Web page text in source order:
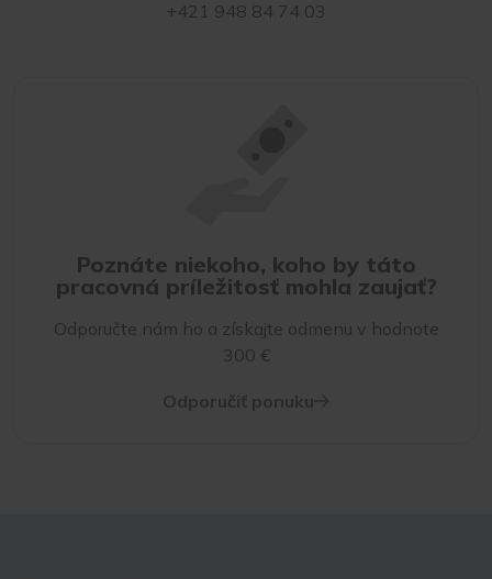
+421 948 84 74 03
Poznáte niekoho, koho by táto
pracovná príležitosť mohla zaujať?
Odporučte nám ho a získajte odmenu v hodnote
300 €
Odporučiť ponuku